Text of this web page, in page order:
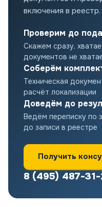
включения в реестр.
Проверим до
Скажем сразу,
документов не
Соберём
Техническая
расчёт локализации
Доведём до
Ведём переписку по
до записи в реестре
Получить
8 (495) 487-